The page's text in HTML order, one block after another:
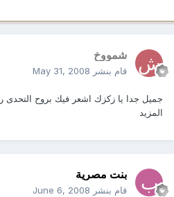
شمووخ
قام بنشر May 31, 2008
جميل جدا يا زكزك اشعر فيك بروح التحدى
المزيد
بنت مصرية
قام بنشر June 6, 2008